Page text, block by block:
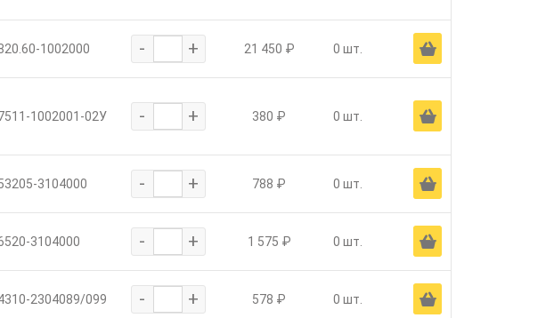
1002000 - + 21 450 ₽ 0 шт. Ä
1002001-02У - + 380 ₽ 0 шт. Ä
3104000 - + 788 ₽ 0 шт. Ä
3104000 - + 1 575 ₽ 0 шт. Ä
2304089/099 - + 578 ₽ 0 шт. Ä